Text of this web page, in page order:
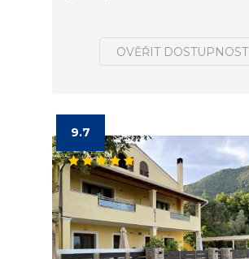
OVĚŘIT DOSTUPNOST
9.7